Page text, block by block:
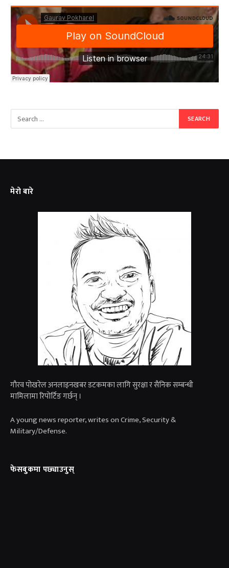
मेरो बारे
गाैरव पोखरेल अनलाइनखबर डटकमका लागि सुरक्षा र सैनिक सम्बन्धी
मामिलामा रिपोर्टिङ गर्छन् ।
A young news reporter, writes on Crime, Security &
Military/Defense.
फेसबुकमा पछ्याउनुस्